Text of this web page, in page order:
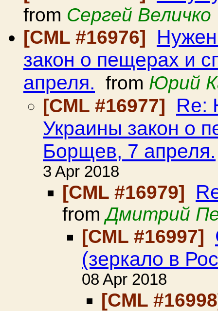
from Сергей Величко
[CML #16976]
закон о пещерах и
апреля. from Юрий
[CML #16977]
Re:
Украины закон о
Борщев, 7 апреля.
3 Apr 2018
[CML #16979]
fromДмитрий
[CML #16997]
(зеркало в
08 Apr 2018
[CML